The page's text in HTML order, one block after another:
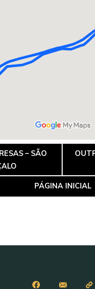
– SÃO
PÁGINA INICIAL